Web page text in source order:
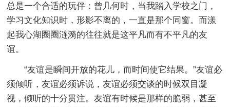
总是一个合适的玩伴：曾几何时，当我踏入学校之门，
学习文化知识时，形影不离的，一直是那个同窗。而漾
起我心湖圈圈涟漪的往往就是这平凡而有不平凡的友
谊。
“友谊是瞬间开放的花儿，而时间使它结果。”友谊必
须倾听，友谊必须诉说，友谊必须交谈的时候双目凝
视，倾听的十分贯注。友谊有时候是那样的脆弱，甚至